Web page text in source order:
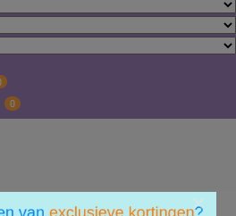
DUURZAME TIPS
VOOR EEN GROENERE
ALLE WINKELS ×